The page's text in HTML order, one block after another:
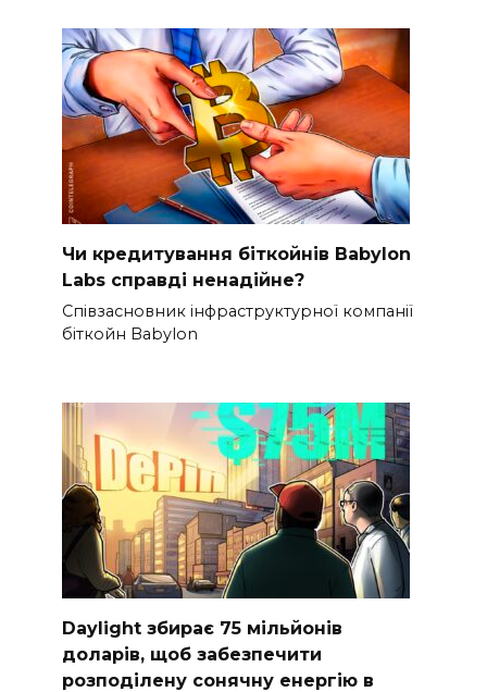
Чи кредитування біткойнів Babylon
Labs справді ненадійне?
Співзасновник інфраструктурної компанії
біткойн Babylon
Daylight збирає 75 мільйонів
доларів, щоб забезпечити
розподілену сонячну енергію в